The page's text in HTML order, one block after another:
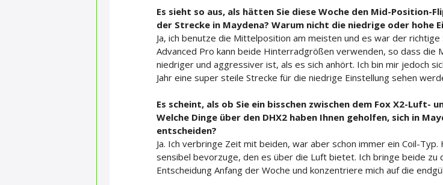
Es sieht so aus, als hätten Sie diese Woche den Mid-Position-
der Strecke in Maydena? Warum nicht die niedrige oder hohe
Ja, ich benutze die Mittelposition am meisten und es war der richtige
Advanced Pro kann beide Hinterradgrößen verwenden, so dass die
niedriger und aggressiver ist, als es sich anhört. Ich bin mir jedoch
Jahr eine super steile Strecke für die niedrige Einstellung sehen
Es scheint, als ob Sie ein bisschen zwischen dem Fox X2-Luft-
Welche Dinge über den DHX2 haben Ihnen geholfen, sich in
entscheiden?
Ja. Ich verbringe Zeit mit beiden, war aber schon immer ein Coil-Typ.
sensibel bevorzuge, den es über die Luft bietet. Ich bringe beide zu
Entscheidung Anfang der Woche und konzentriere mich auf die